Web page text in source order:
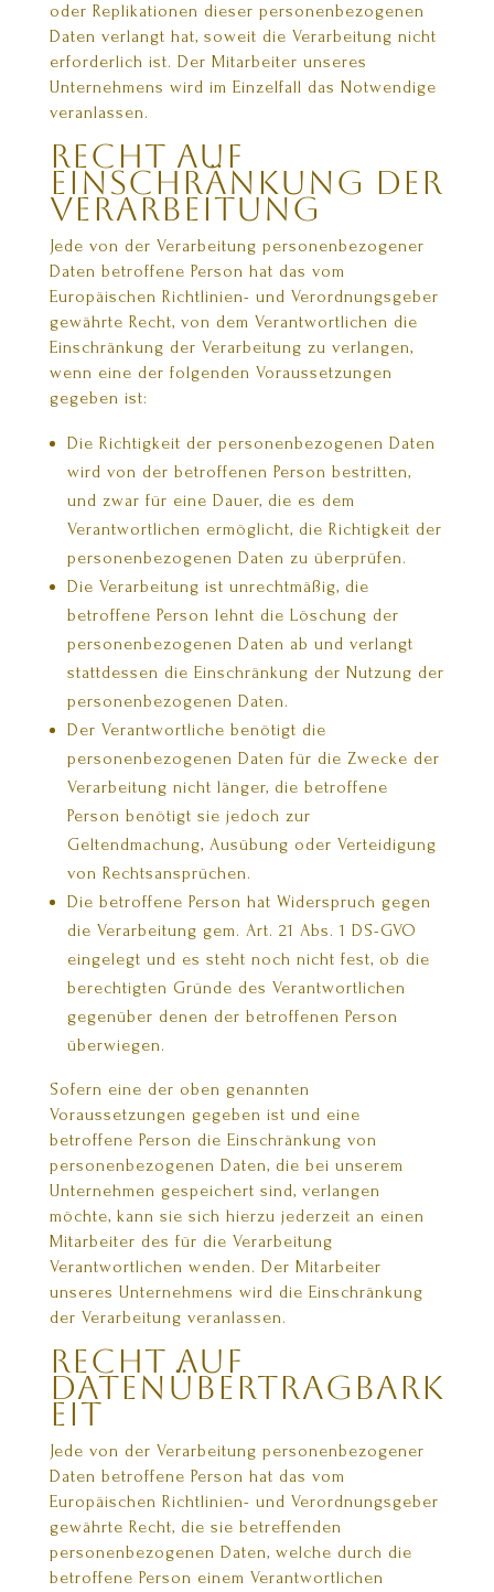
oder Replikationen dieser personenbezogenen
Daten verlangt hat, soweit die Verarbeitung nicht
erforderlich ist. Der Mitarbeiter unseres
Unternehmens wird im Einzelfall das Notwendige
veranlassen.
Recht auf
Einschränkung der
Verarbeitung
Jede von der Verarbeitung personenbezogener
Daten betroffene Person hat das vom
Europäischen Richtlinien- und Verordnungsgeber
gewährte Recht, von dem Verantwortlichen die
Einschränkung der Verarbeitung zu verlangen,
wenn eine der folgenden Voraussetzungen
gegeben ist:
Die Richtigkeit der personenbezogenen Daten
wird von der betroffenen Person bestritten,
und zwar für eine Dauer, die es dem
Verantwortlichen ermöglicht, die Richtigkeit der
personenbezogenen Daten zu überprüfen.
Die Verarbeitung ist unrechtmäßig, die
betroffene Person lehnt die Löschung der
personenbezogenen Daten ab und verlangt
stattdessen die Einschränkung der Nutzung der
personenbezogenen Daten.
Der Verantwortliche benötigt die
personenbezogenen Daten für die Zwecke der
Verarbeitung nicht länger, die betroffene
Person benötigt sie jedoch zur
Geltendmachung, Ausübung oder Verteidigung
von Rechtsansprüchen.
Die betroffene Person hat Widerspruch gegen
die Verarbeitung gem. Art. 21 Abs. 1 DS-GVO
eingelegt und es steht noch nicht fest, ob die
berechtigten Gründe des Verantwortlichen
gegenüber denen der betroffenen Person
überwiegen.
Sofern eine der oben genannten
Voraussetzungen gegeben ist und eine
betroffene Person die Einschränkung von
personenbezogenen Daten, die bei unserem
Unternehmen gespeichert sind, verlangen
möchte, kann sie sich hierzu jederzeit an einen
Mitarbeiter des für die Verarbeitung
Verantwortlichen wenden. Der Mitarbeiter
unseres Unternehmens wird die Einschränkung
der Verarbeitung veranlassen.
Recht auf
Datenübertragbark
eit
Jede von der Verarbeitung personenbezogener
Daten betroffene Person hat das vom
Europäischen Richtlinien- und Verordnungsgeber
gewährte Recht, die sie betreffenden
personenbezogenen Daten, welche durch die
betroffene Person einem Verantwortlichen